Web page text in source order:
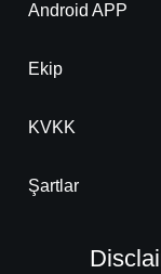
Android APP
Ekip
KVKK
Şartlar